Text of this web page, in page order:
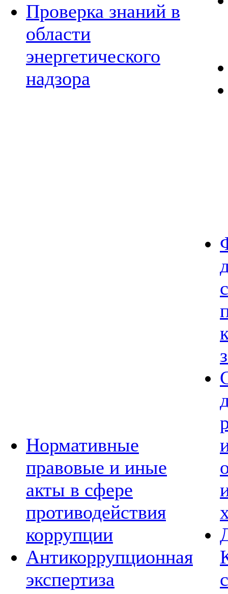
Проверка знаний в
области
энергетического
надзора
Нормативные
правовые и иные
акты в сфере
противодействия
коррупции
Антикоррупционная
экспертиза